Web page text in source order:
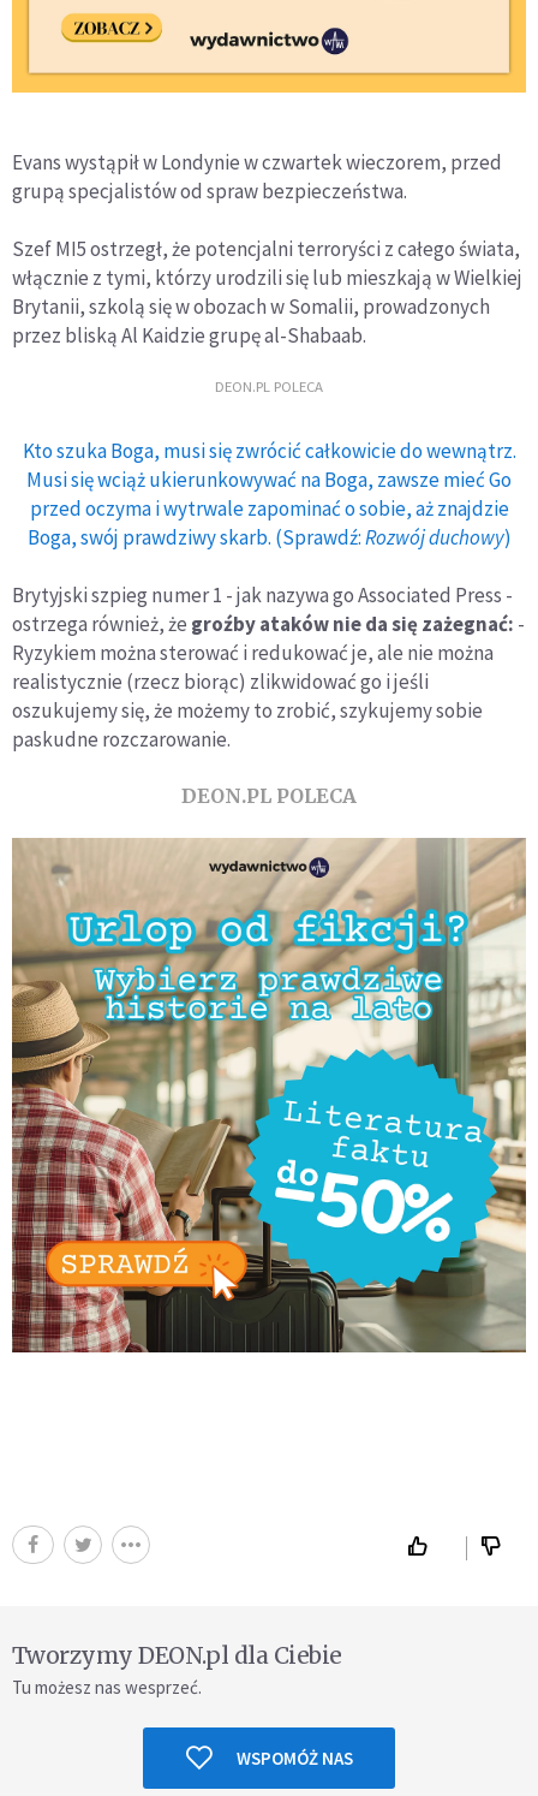
Evans wystąpił w Londynie w czwartek wieczorem, przed
grupą specjalistów od spraw bezpieczeństwa.
Szef MI5 ostrzegł, że potencjalni terroryści z całego świata,
włącznie z tymi, którzy urodzili się lub mieszkają w Wielkiej
Brytanii, szkolą się w obozach w Somalii, prowadzonych
przez bliską Al Kaidzie grupę al-Shabaab.
DEON.PL POLECA
Kto szuka Boga, musi się zwrócić całkowicie do wewnątrz.
Musi się wciąż ukierunkowywać na Boga, zawsze mieć Go
przed oczyma i wytrwale zapominać o sobie, aż znajdzie
Boga, swój prawdziwy skarb. (Sprawdź:Rozwój duchowy)
Brytyjski szpieg numer 1 - jak nazywa go Associated Press -
ostrzega również, że groźby ataków nie da się zażegnać: -
Ryzykiem można sterować i redukować je, ale nie można
realistycznie (rzecz biorąc) zlikwidować go i jeśli
oszukujemy się, że możemy to zrobić, szykujemy sobie
paskudne rozczarowanie.
DEON.PL POLECA
Tworzymy DEON.pl dla Ciebie
Tu możesz nas wesprzeć.
WSPOMÓŻ NAS